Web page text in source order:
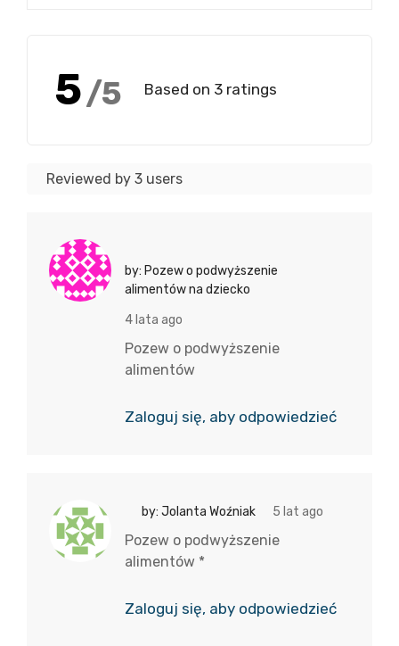
5/5 Based on 3 ratings
Reviewed by 3 users
by: Pozew o podwyższenie
alimentów na dziecko
4 lata ago
Pozew o podwyższenie
alimentów
Zaloguj się, aby odpowiedzieć
by: Jolanta Woźniak 5 lat ago
Pozew o podwyższenie
alimentów *
Zaloguj się, aby odpowiedzieć